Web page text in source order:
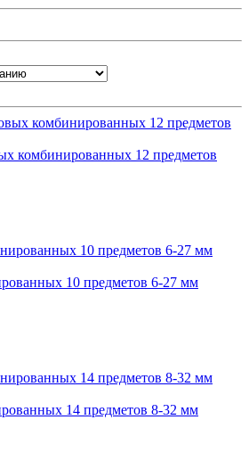
комбинированных 12 предметов
10 предметов 6-27 мм
14 предметов 8-32 мм